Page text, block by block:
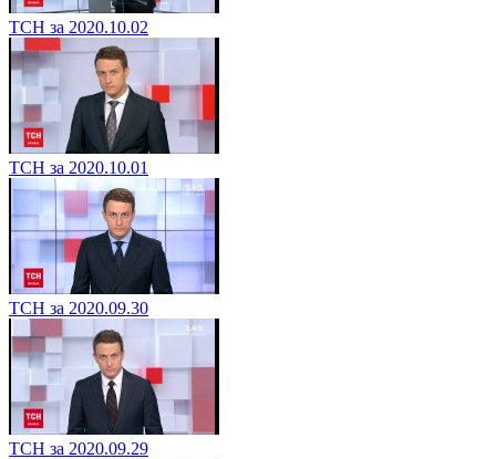
ТСН за 2020.10.02
ТСН за 2020.10.01
ТСН за 2020.09.30
ТСН за 2020.09.29